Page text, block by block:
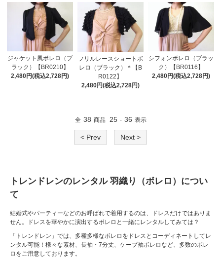
ジャケット風ボレロ（ブ
ラック）【BR0210】
2,480円(税込2,728円)
フリルレースショートボ
レロ（ブラック）＊【B
R0122】
2,480円(税込2,728円)
シフォンボレロ（ブラッ
ク）【BR0116】
2,480円(税込2,728円)
全 38 商品 25 - 36 表示
< Prev Next >
トレンドレンのレンタル 羽織り（ボレロ）につい
て
結婚式やパーティーなどのお呼ばれで着用するのは、ドレスだけではありま
せん。ドレスを華やかに演出するボレロと一緒にレンタルしてみては？
「トレンドレン」では、多種多様なボレロをドレスとコーディネートしてレ
ンタル可能！様々な素材、長袖・7分丈、ケープ袖ボレロなど、多数のボレ
ロをご用意しております。